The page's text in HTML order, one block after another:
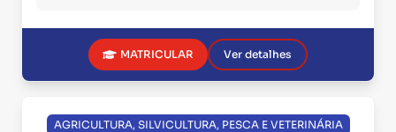
MATRICULAR Ver detalhes
AGRICULTURA, SILVICULTURA, PESCA E VETERINÁRIA